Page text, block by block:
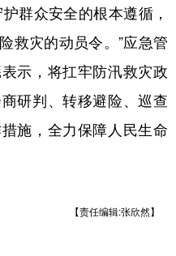
群众安全的根本遵循，
救灾的动员令。”应急管
示，将扛牢防汛救灾政
研判、转移避险、巡查
施，全力保障人民生命
【责任编辑:张欣然】